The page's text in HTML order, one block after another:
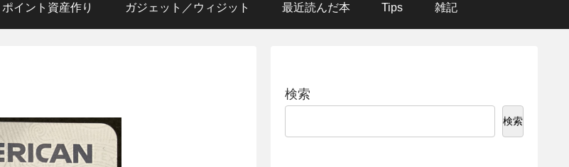
ポイント資産作り ガジェット／ウィジット 最近読んだ本 Tips 雑記
検索
検索